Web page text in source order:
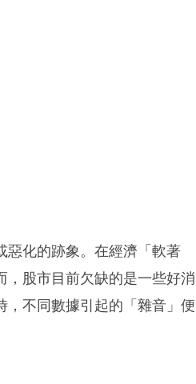
惡化的跡象。在經濟「軟著
，股市目前欠缺的是一些好消
，不同數據引起的「雜音」便